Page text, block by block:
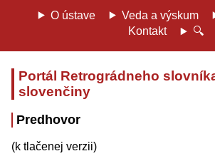
O ústave Veda a výskum
Kontakt
🔍
Portál Retrográdneho
slovenčiny
Predhovor
(k tlačenej verzii)